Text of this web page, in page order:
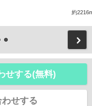
約
せする(無料)
せする